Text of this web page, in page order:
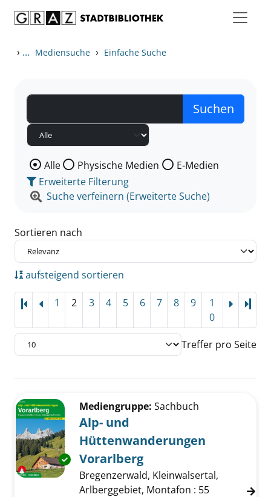
› ... Mediensuche › Einfache Suche
Wählen Sie die Medienart nach der Sie suchen wollen.
Alle Physische Medien
E-Medien
Erweiterte Filterung
Suche verfeinern (Erweiterte Suche)
Sortieren nach
aufsteigend sortieren
1 2 3 4 5 6 7 8 9
1
0
Treffer pro Seite
Zu den Suchfiltern springen
Exemplar-Details von Alp- und
Mediengruppe: Sachbuch
Alp- und
Hüttenwanderungen
Vorarlberg
Bregenzerwald, Kleinwalsertal,
Arlberggebiet, Montafon : 55